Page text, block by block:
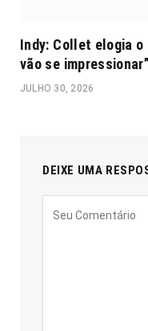
Indy: Collet elogia o
vão se impressionar”
JULHO 30, 2026
DEIXE UMA